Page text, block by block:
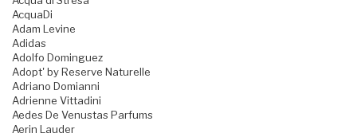
AcquaDi
Adam Levine
Adidas
Adolfo Dominguez
Adopt' by Reserve Naturelle
Adriano Domianni
Adrienne Vittadini
Aedes De Venustas Parfums
Aerin Lauder